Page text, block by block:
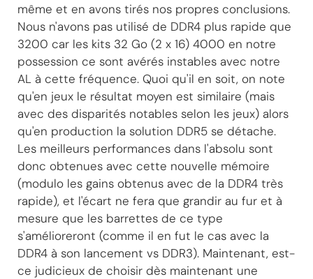
même et en avons tirés nos propres conclusions.
Nous n'avons pas utilisé de DDR4 plus rapide que
3200 car les kits 32 Go (2 x 16) 4000 en notre
possession ce sont avérés instables avec notre
AL à cette fréquence. Quoi qu'il en soit, on note
qu'en jeux le résultat moyen est similaire (mais
avec des disparités notables selon les jeux) alors
qu'en production la solution DDR5 se détache.
Les meilleurs performances dans l'absolu sont
donc obtenues avec cette nouvelle mémoire
(modulo les gains obtenus avec de la DDR4 très
rapide), et l'écart ne fera que grandir au fur et à
mesure que les barrettes de ce type
s'amélioreront (comme il en fut le cas avec la
DDR4 à son lancement vs DDR3). Maintenant, est-
ce judicieux de choisir dès maintenant une